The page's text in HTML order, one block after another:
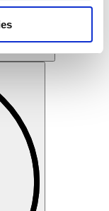
zu Ihrer
Partner für
weiter. Unsere
mit
bereitgestellt
der Dienste